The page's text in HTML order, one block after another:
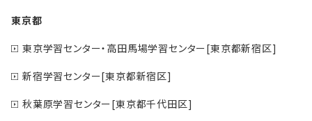
東京都
東京学習センター・高田馬場学習センター[東京都新宿区]
新宿学習センター[東京都新宿区]
秋葉原学習センター[東京都千代田区]